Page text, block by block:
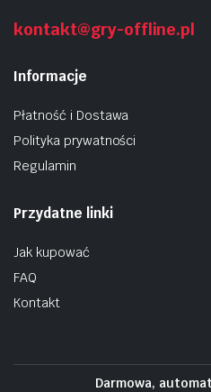
kontakt@gry-offline.pl
Informacje
Płatność i Dostawa
Polityka prywatności
Regulamin
Przydatne linki
Jak kupować
FAQ
Kontakt
Darmowa,